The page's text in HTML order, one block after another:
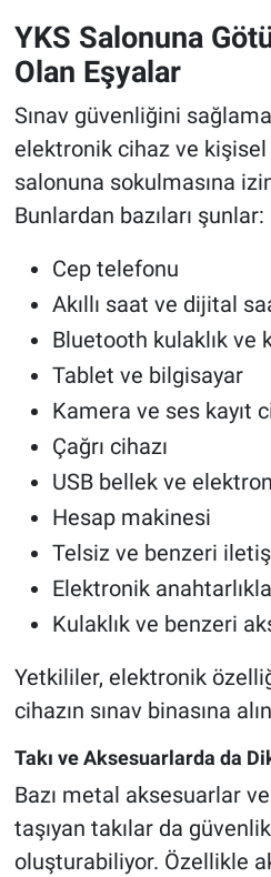
YKS Salonuna
Olan Eşyalar
Sınav güvenliğini
elektronik cihaz ve kişisel
salonuna sokulmasına
Bunlardan bazıları şunlar:
Cep telefonu
Akıllı saat ve dijital
Bluetooth kulaklık ve
Tablet ve bilgisayar
Kamera ve ses kayıt
Çağrı cihazı
USB bellek ve
Hesap makinesi
Telsiz ve benzeri
Elektronik
Kulaklık ve benzeri
Yetkililer, elektronik
cihazın sınav binasına
Takı ve Aksesuarlarda da
Bazı metal aksesuarlar
taşıyan takılar da
oluşturabiliyor. Özellikle